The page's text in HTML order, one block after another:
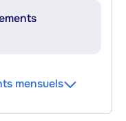
mensuels